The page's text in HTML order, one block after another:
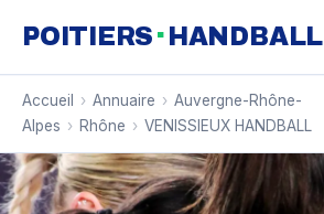
POITIERS · HANDBALL
Accueil › Annuaire › Auvergne-Rhône-
Alpes › Rhône › VENISSIEUX HANDBALL